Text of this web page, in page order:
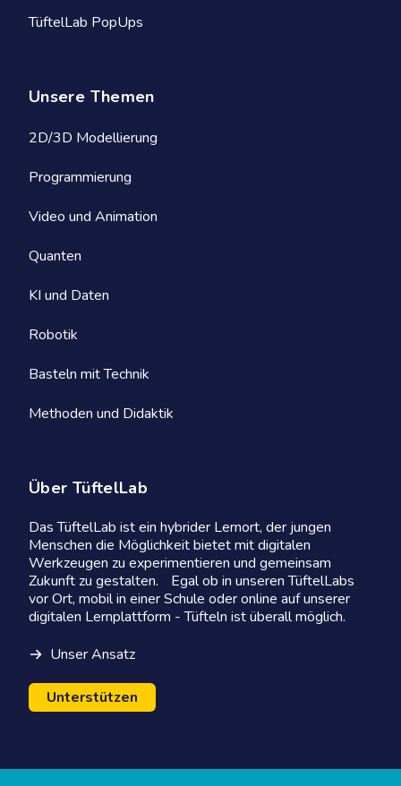
TüftelLab PopUps
Unsere Themen
2D/3D Modellierung
Programmierung
Video und Animation
Quanten
KI und Daten
Robotik
Basteln mit Technik
Methoden und Didaktik
Über TüftelLab
Das TüftelLab ist ein hybrider Lernort, der jungen
Menschen die Möglichkeit bietet mit digitalen
Werkzeugen zu experimentieren und gemeinsam
Zukunft zu gestalten. Egal ob in unseren TüftelLabs
vor Ort, mobil in einer Schule oder online auf unserer
digitalen Lernplattform - Tüfteln ist überall möglich.
Unser Ansatz
Unterstützen